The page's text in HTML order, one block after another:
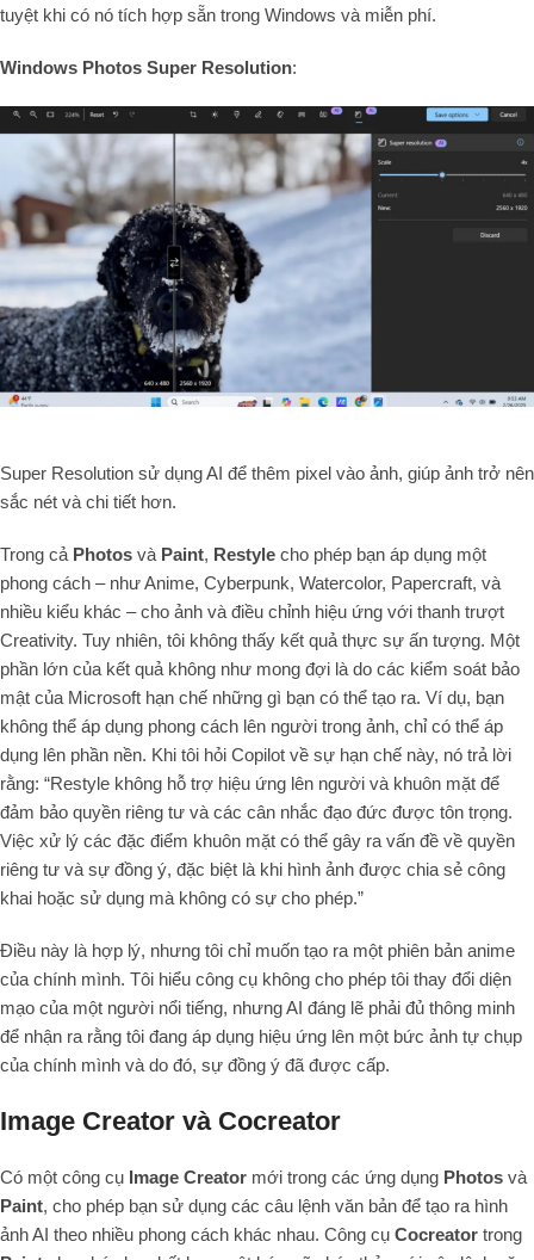
tuyệt khi có nó tích hợp sẵn trong Windows và miễn phí.
Windows Photos Super Resolution:
Super Resolution sử dụng AI để thêm pixel vào ảnh, giúp ảnh trở nên
sắc nét và chi tiết hơn.
Trong cả Photos và Paint, Restyle cho phép bạn áp dụng một
phong cách – như Anime, Cyberpunk, Watercolor, Papercraft, và
nhiều kiểu khác – cho ảnh và điều chỉnh hiệu ứng với thanh trượt
Creativity. Tuy nhiên, tôi không thấy kết quả thực sự ấn tượng. Một
phần lớn của kết quả không như mong đợi là do các kiểm soát bảo
mật của Microsoft hạn chế những gì bạn có thể tạo ra. Ví dụ, bạn
không thể áp dụng phong cách lên người trong ảnh, chỉ có thể áp
dụng lên phần nền. Khi tôi hỏi Copilot về sự hạn chế này, nó trả lời
rằng: “Restyle không hỗ trợ hiệu ứng lên người và khuôn mặt để
đảm bảo quyền riêng tư và các cân nhắc đạo đức được tôn trọng.
Việc xử lý các đặc điểm khuôn mặt có thể gây ra vấn đề về quyền
riêng tư và sự đồng ý, đặc biệt là khi hình ảnh được chia sẻ công
khai hoặc sử dụng mà không có sự cho phép.”
Điều này là hợp lý, nhưng tôi chỉ muốn tạo ra một phiên bản anime
của chính mình. Tôi hiểu công cụ không cho phép tôi thay đổi diện
mạo của một người nổi tiếng, nhưng AI đáng lẽ phải đủ thông minh
để nhận ra rằng tôi đang áp dụng hiệu ứng lên một bức ảnh tự chụp
của chính mình và do đó, sự đồng ý đã được cấp.
Image Creator và Cocreator
Có một công cụ Image Creator mới trong các ứng dụng Photos và
Paint, cho phép bạn sử dụng các câu lệnh văn bản để tạo ra hình
ảnh AI theo nhiều phong cách khác nhau. Công cụ Cocreator trong